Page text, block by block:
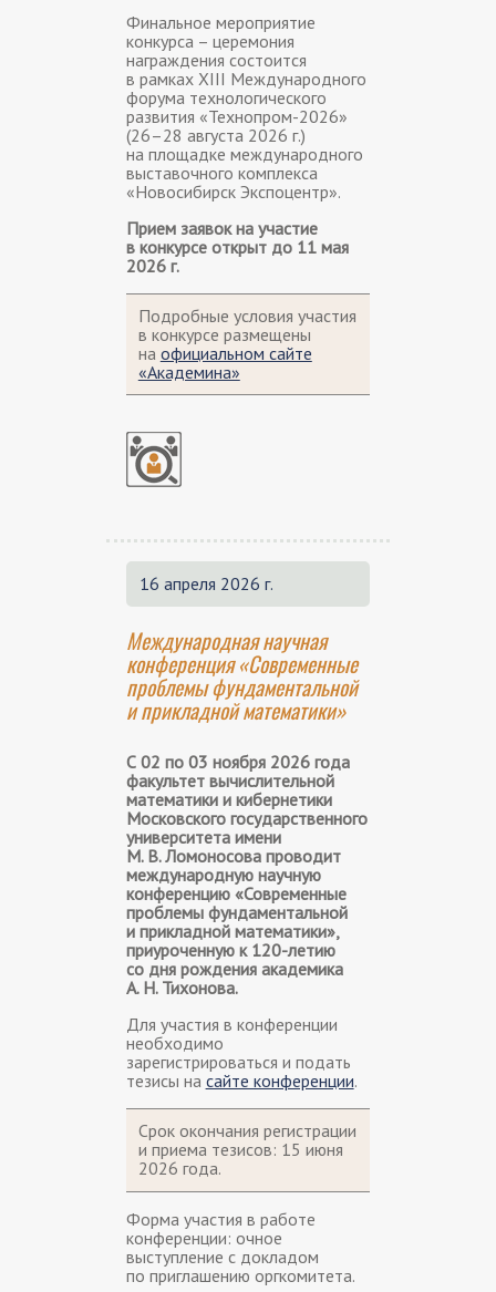
Финальное мероприятие
конкурса – церемония
награждения состоится
в рамках ХIII Международного
форума технологического
развития «Технопром-2026»
(26–28 августа 2026 г.)
на площадке международного
выставочного комплекса
«Новосибирск Экспоцентр».
Прием заявок на участие
в конкурсе открыт до 11 мая
2026 г.
Подробные условия участия
в конкурсе размещены
на официальном сайте
«Академина»
16 апреля 2026 г.
Международная научная
конференция «Современные
проблемы фундаментальной
и прикладной математики»
С 02 по 03 ноября 2026 года
факультет вычислительной
математики и кибернетики
Московского государственного
университета имени
М. В. Ломоносова проводит
международную научную
конференцию «Современные
проблемы фундаментальной
и прикладной математики»,
приуроченную к 120-летию
со дня рождения академика
А. Н. Тихонова.
Для участия в конференции
необходимо
зарегистрироваться и подать
тезисы на сайте конференции.
Срок окончания регистрации
и приема тезисов: 15 июня
2026 года.
Форма участия в работе
конференции: очное
выступление с докладом
по приглашению оргкомитета.